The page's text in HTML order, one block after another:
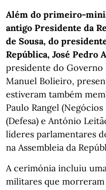
Além do primeiro-
antigo Presidente da
de Sousa, do
República, José Pedro
presidente do Governo
Manuel Bolieiro,
estiveram também
Paulo Rangel
(Defesa) e António
líderes parlamentares
na Assembleia da
A cerimónia incluiu
militares que